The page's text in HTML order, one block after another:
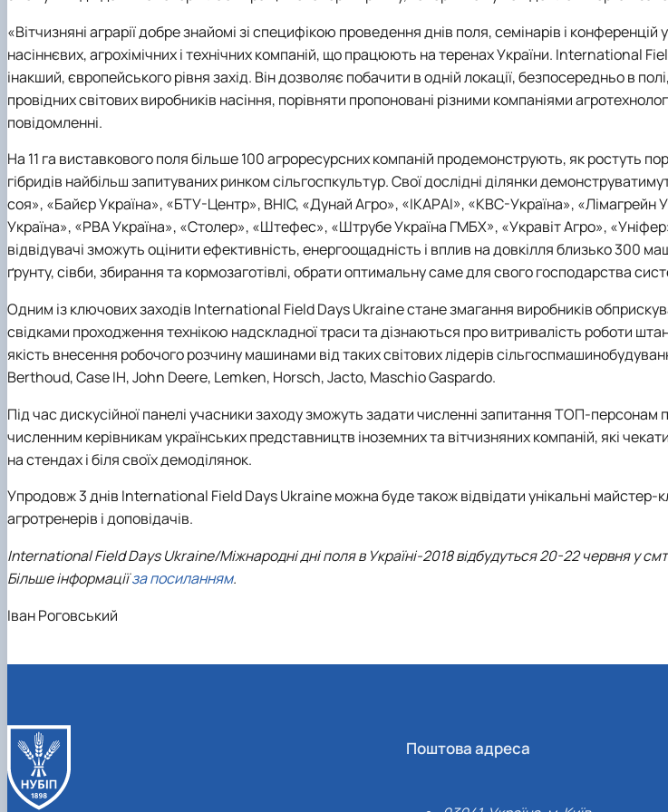
«Вітчизняні аграрії добре знайомі зі специфікою проведення днів поля, семінарів і конференцій
насіннєвих, агрохімічних і технічних компаній, що працюють на теренах України. International
інакший, європейського рівня захід. Він дозволяє побачити в одній локації, безпосередньо в
провідних світових виробників насіння, порівняти пропоновані різними компаніями
повідомленні.
На 11 га виставкового поля більше 100 агроресурсних компаній продемонструють, як ростуть
гібридів найбільш запитуваних ринком сільгоспкультур. Свої дослідні ділянки
соя», «Байєр Україна», «БТУ-Центр», ВНІС, «Дунай Агро», «ІКАРАІ», «КВС-Україна», «Лімагрейн
Україна», «РВА Україна», «Столер», «Штефес», «Штрубе Україна ГМБХ», «Укравіт Агро»,
відвідувачі зможуть оцінити ефективність, енергоощадність і вплив на довкілля близько 300
ґрунту, сівби, збирання та кормозаготівлі, обрати оптимальну саме для свого господарства
Одним із ключових заходів International Field Days Ukraine стане змагання виробників
свідками проходження технікою надскладної траси та дізнаються про витривалість роботи
якість внесення робочого розчину машинами від таких світових лідерів
Berthoud, Case IH, John Deere, Lemken, Horsch, Jacto, Maschio Gaspardo.
Під час дискусійної панелі учасники заходу зможуть задати численні запитання ТОП-персонам
численним керівникам українських представництв іноземних та вітчизняних компаній, які
на стендах і біля своїх демоділянок.
Упродовж 3 днів International Field Days Ukraine можна буде також відвідати унікальні майстер-
агротренерів і доповідачів.
International Field Days Ukraine/Міжнародні дні поля в Україні-2018 відбудуться 20-22 червня у
Більше інформаціїза посиланням.
Іван Роговський
Поштова адреса